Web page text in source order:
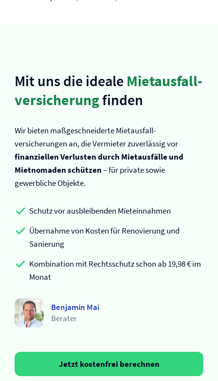
Mit uns die ideale Mietausfall­
versicherungfinden
Wir bieten maßgeschneiderte Mietausfall­
versicherungen an, die Vermieter zuverlässig vor
finanziellen Verlusten durch Mietausfälle und
Mietnomaden schützen– für private sowie
gewerbliche Objekte.
Schutz vor ausbleibenden Mieteinnahmen
Übernahme von Kosten für Renovierung und
Sanierung
Kombination mit Rechtsschutz schon ab 19,98 € im
Monat
Benjamin Mai
Berater
Jetzt kostenfrei berechnen